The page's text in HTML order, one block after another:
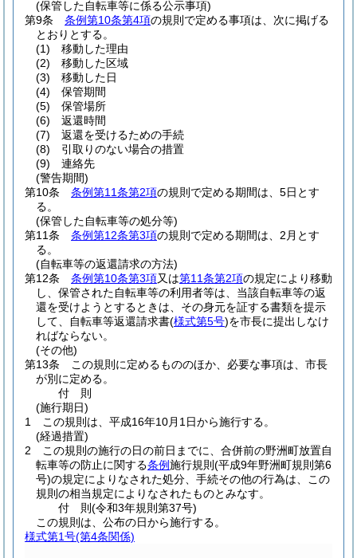
(保管した自転車等に係る公示事項)
第9条
条例第10条第4項の規則で定める事項は、次に掲げる
とおりとする。
(1)
移動した理由
(2)
移動した区域
(3)
移動した日
(4)
保管期間
(5)
保管場所
(6)
返還時間
(7)
返還を受けるための手続
(8)
引取りのない場合の措置
(9)
連絡先
(警告期間)
第10条
条例第11条第2項の規則で定める期間は、5日とす
る。
(保管した自転車等の処分等)
第11条
条例第12条第3項の規則で定める期間は、2月とす
る。
(自転車等の返還請求の方法)
第12条
条例第10条第3項又は第11条第2項の規定により移動
し、保管された自転車等の利用者等は、当該自転車等の返
還を受けようとするときは、その身元を証する書類を提示
して、自転車等返還請求書(様式第5号)を市長に提出しなけ
ればならない。
(その他)
第13条
この規則に定めるもののほか、必要な事項は、市長
が別に定める。
付 則
(施行期日)
1
この規則は、平成16年10月1日から施行する。
(経過措置)
2
この規則の施行の日の前日までに、合併前の野洲町放置自
転車等の防止に関する条例施行規則 (平成9年野洲町規則第6
号)の規定によりなされた処分、手続その他の行為は、この
規則の相当規定によりなされたものとみなす。
付 則(令和3年規則第37号)
この規則は、公布の日から施行する。
様式第1号(第4条関係)